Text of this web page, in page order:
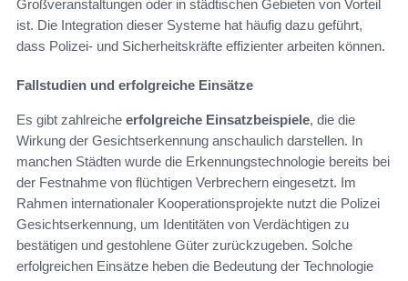
Großveranstaltungen oder in städtischen Gebieten von Vorteil
ist. Die Integration dieser Systeme hat häufig dazu geführt,
dass Polizei- und Sicherheitskräfte effizienter arbeiten können.
Fallstudien und erfolgreiche Einsätze
Es gibt zahlreiche erfolgreiche Einsatzbeispiele, die die
Wirkung der Gesichtserkennung anschaulich darstellen. In
manchen Städten wurde die Erkennungstechnologie bereits bei
der Festnahme von flüchtigen Verbrechern eingesetzt. Im
Rahmen internationaler Kooperationsprojekte nutzt die Polizei
Gesichtserkennung, um Identitäten von Verdächtigen zu
bestätigen und gestohlene Güter zurückzugeben. Solche
erfolgreichen Einsätze heben die Bedeutung der Technologie